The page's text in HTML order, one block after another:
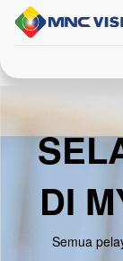
DI
Semua